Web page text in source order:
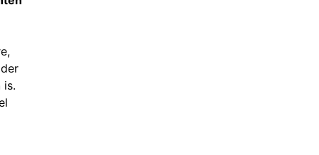
is.